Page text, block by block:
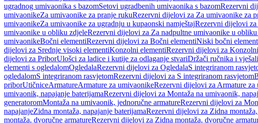
ugradnog umivaonika s bazomSetovi ugradbenih umivaonika s bazomRezervni
umivaonikeZa umivaonike za pranje rukuRezervni dijelovi za Za umivaonike za
umivaonikeZa umivaonike za ugradnju u kupaonski namještajRezervni dijelovi
umivaonike u obliku zdjeleRezervni dijelovi za Za nadpultne umivaonike u
umivaonikeBočni elementiRezervni dijelovi za Bočni elementiNiski bočni
dijelovi za Srednje visoki elementiKonzolni elementiRezervni dijelovi za
dijelovi za PriborUlošci za ladice i kutije za odlaganje stvariDržači ručnika i
elementi s ogledalomOgledalaRezervni dijelovi za OgledalaS integriranom
ogledalomS integriranom rasvjetomRezervni dijelovi za S integriranom rasvjetom
priborUtičniceArmatureArmature za umivaonikeRezervni dijelovi za Armature za
umivaonik, napajanje baterijamaRezervni dijelovi za Montaža na umivaonik,
generatoromMontaža na umivaonik, jednoručne armatureRezervni dijelovi za
napajanjeZidna montaža, napajanje baterijamaRezervni dijelovi za Zidna
montaža, dvoručne armatureRezervni dijelovi za Zidna montaža, dvoručne